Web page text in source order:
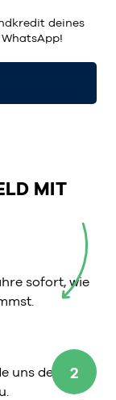
deines
WhatsApp!
MIT
sofort, wie
2
uns deinen